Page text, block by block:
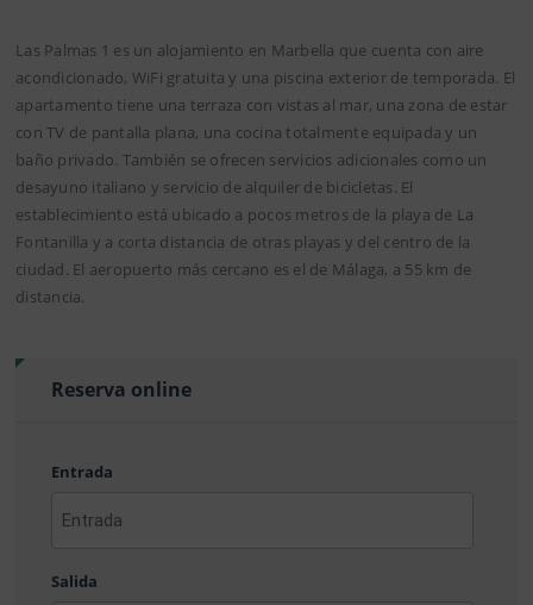
Las Palmas 1 es un alojamiento en Marbella que cuenta con aire
acondicionado, WiFi gratuita y una piscina exterior de temporada. El
apartamento tiene una terraza con vistas al mar, una zona de estar
con TV de pantalla plana, una cocina totalmente equipada y un
baño privado. También se ofrecen servicios adicionales como un
desayuno italiano y servicio de alquiler de bicicletas. El
establecimiento está ubicado a pocos metros de la playa de La
Fontanilla y a corta distancia de otras playas y del centro de la
ciudad. El aeropuerto más cercano es el de Málaga, a 55 km de
distancia.
Reserva online
Entrada
AAAA
MM
Salida